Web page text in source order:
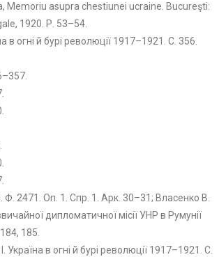
Memoriu asupra chestiunei ucraine. Bucureşti:
1920. Р. 53–54.
в огні й бурі революції 1917–1921. С. 356.
2471. Оп. 1. Спр. 1. Арк. 30–31; Власенко В.
дипломатичної місії УНР в Румунії
185.
Україна в огні й бурі революції 1917–1921. С.